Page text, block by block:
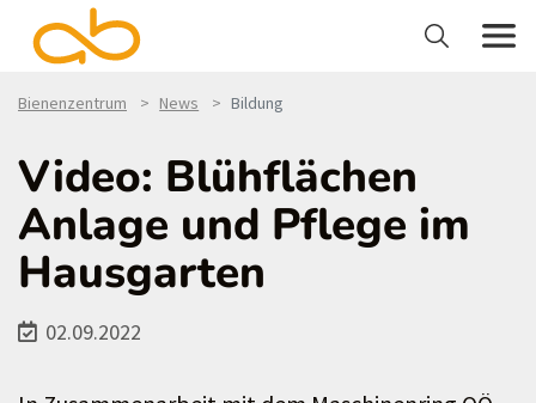
Bienenzentrum News Bildung
Video: Blühflächen
Anlage und Pflege im
Hausgarten
02.09.2022